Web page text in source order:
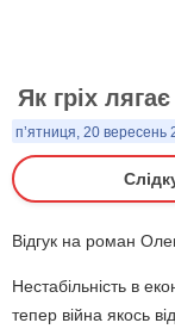
Як гріх
п’ятниця, 20 вересень
Відгук на роман
Нестабільність в
тепер війна якось